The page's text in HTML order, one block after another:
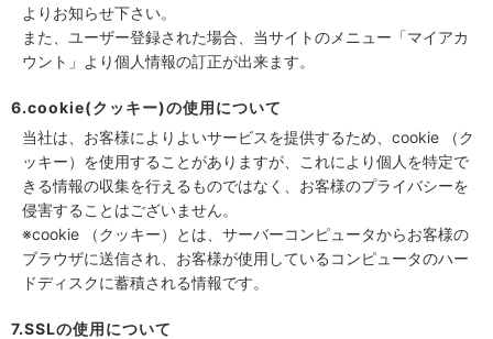
よりお知らせ下さい。
また、ユーザー登録された場合、当サイトのメニュー「マイアカ
ウント」より個人情報の訂正が出来ます。
6.cookie(クッキー)の使用について
当社は、お客様によりよいサービスを提供するため、cookie （ク
ッキー）を使用することがありますが、これにより個人を特定で
きる情報の収集を行えるものではなく、お客様のプライバシーを
侵害することはございません。
※cookie （クッキー）とは、サーバーコンピュータからお客様の
ブラウザに送信され、お客様が使用しているコンピュータのハー
ドディスクに蓄積される情報です。
7.SSLの使用について